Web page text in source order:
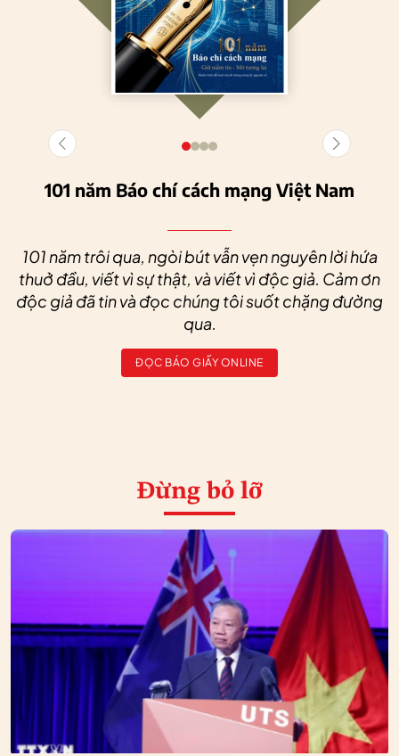
101 năm Báo chí cách mạng Việt Nam
101 năm trôi qua, ngòi bút vẫn vẹn nguyên lời hứa
thuở đầu, viết vì sự thật, và viết vì độc giả. Cảm ơn
độc giả đã tin và đọc chúng tôi suốt chặng đường
qua.
ĐỌC BÁO GIẤY ONLINE
Đừng bỏ lỡ